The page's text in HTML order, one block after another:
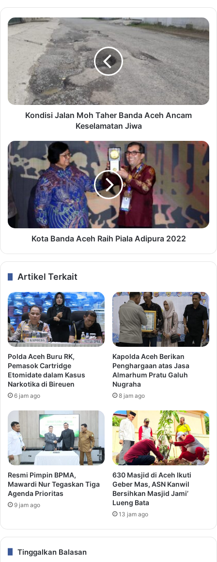
Kondisi Jalan Moh Taher Banda Aceh Ancam
Keselamatan Jiwa
Kota Banda Aceh Raih Piala Adipura 2022
Artikel Terkait
Polda Aceh Buru RK,
Pemasok Cartridge
Etomidate dalam Kasus
Narkotika di Bireuen
6 jam ago
Kapolda Aceh Berikan
Penghargaan atas Jasa
Almarhum Pratu Galuh
Nugraha
8 jam ago
Resmi Pimpin BPMA,
Mawardi Nur Tegaskan Tiga
Agenda Prioritas
9 jam ago
630 Masjid di Aceh Ikuti
Geber Mas, ASN Kanwil
Bersihkan Masjid Jami’
Lueng Bata
13 jam ago
Tinggalkan Balasan